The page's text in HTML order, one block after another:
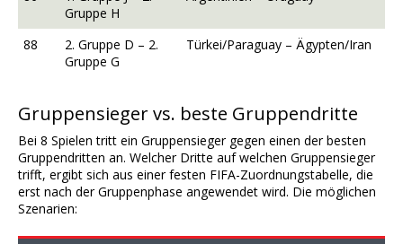
Gruppe H
88
2. Gruppe D – 2.
Gruppe G
Türkei/Paraguay – Ägypten/Iran
Gruppensieger vs. beste Gruppendritte
Bei 8 Spielen tritt ein Gruppensieger gegen einen der besten
Gruppendritten an. Welcher Dritte auf welchen Gruppensieger
trifft, ergibt sich aus einer festen FIFA-Zuordnungstabelle, die
erst nach der Gruppenphase angewendet wird. Die möglichen
Szenarien: